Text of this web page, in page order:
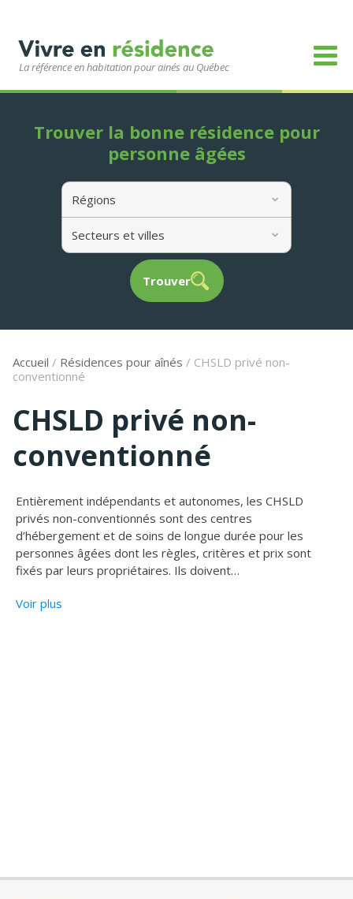
La référence en habitation pour ainés au Québec
Régions
Secteurs et villes
Trouver
Trouver la bonne résidence pour
personne âgées
Accueil / Résidences pour aînés / CHSLD privé non-
conventionné
CHSLD privé non-
conventionné
Entièrement indépendants et autonomes, les CHSLD
privés non-conventionnés sont des centres
d’hébergement et de soins de longue durée pour les
personnes âgées dont les règles, critères et prix sont
fixés par leurs propriétaires. Ils doivent…
Voir plus